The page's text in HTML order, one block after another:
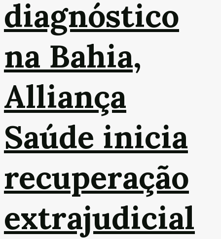
diagnóstico
na Bahia,
Alliança
Saúde inicia
recuperação
extrajudicial